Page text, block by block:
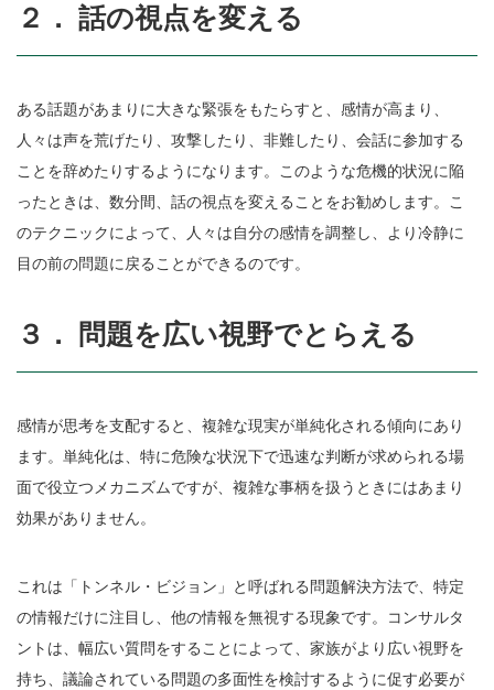
２． 話の視点を変える
ある話題があまりに大きな緊張をもたらすと、感情が高まり、
人々は声を荒げたり、攻撃したり、非難したり、会話に参加する
ことを辞めたりするようになります。このような危機的状況に陥
ったときは、数分間、話の視点を変えることをお勧めします。こ
のテクニックによって、人々は自分の感情を調整し、より冷静に
目の前の問題に戻ることができるのです。
３． 問題を広い視野でとらえる
感情が思考を支配すると、複雑な現実が単純化される傾向にあり
ます。単純化は、特に危険な状況下で迅速な判断が求められる場
面で役立つメカニズムですが、複雑な事柄を扱うときにはあまり
効果がありません。
これは「トンネル・ビジョン」と呼ばれる問題解決方法で、特定
の情報だけに注目し、他の情報を無視する現象です。コンサルタ
ントは、幅広い質問をすることによって、家族がより広い視野を
持ち、議論されている問題の多面性を検討するように促す必要が